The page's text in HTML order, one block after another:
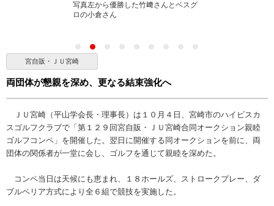
写真左から優勝した竹﨑さんとベスグ
ロの小倉さん
宮自販・ＪＵ宮崎
両団体が懇親を深め、更なる結束強化へ
ＪＵ宮崎（平山学会長・理事長）は１０月４日、宮崎市のハイビスカ
スゴルフクラブで「第１２９回宮自販・ＪＵ宮崎合同オークション親睦
ゴルフコンペ」を開催した。翌日に開催する同オークションを前に、両
団体の関係者が一堂に会し、ゴルフを通じて親睦を深めた。
コンペ当日は天候にも恵まれ、１８ホールズ、ストロークプレー、ダ
ブルペリア方式により全６組で競技を実施した。